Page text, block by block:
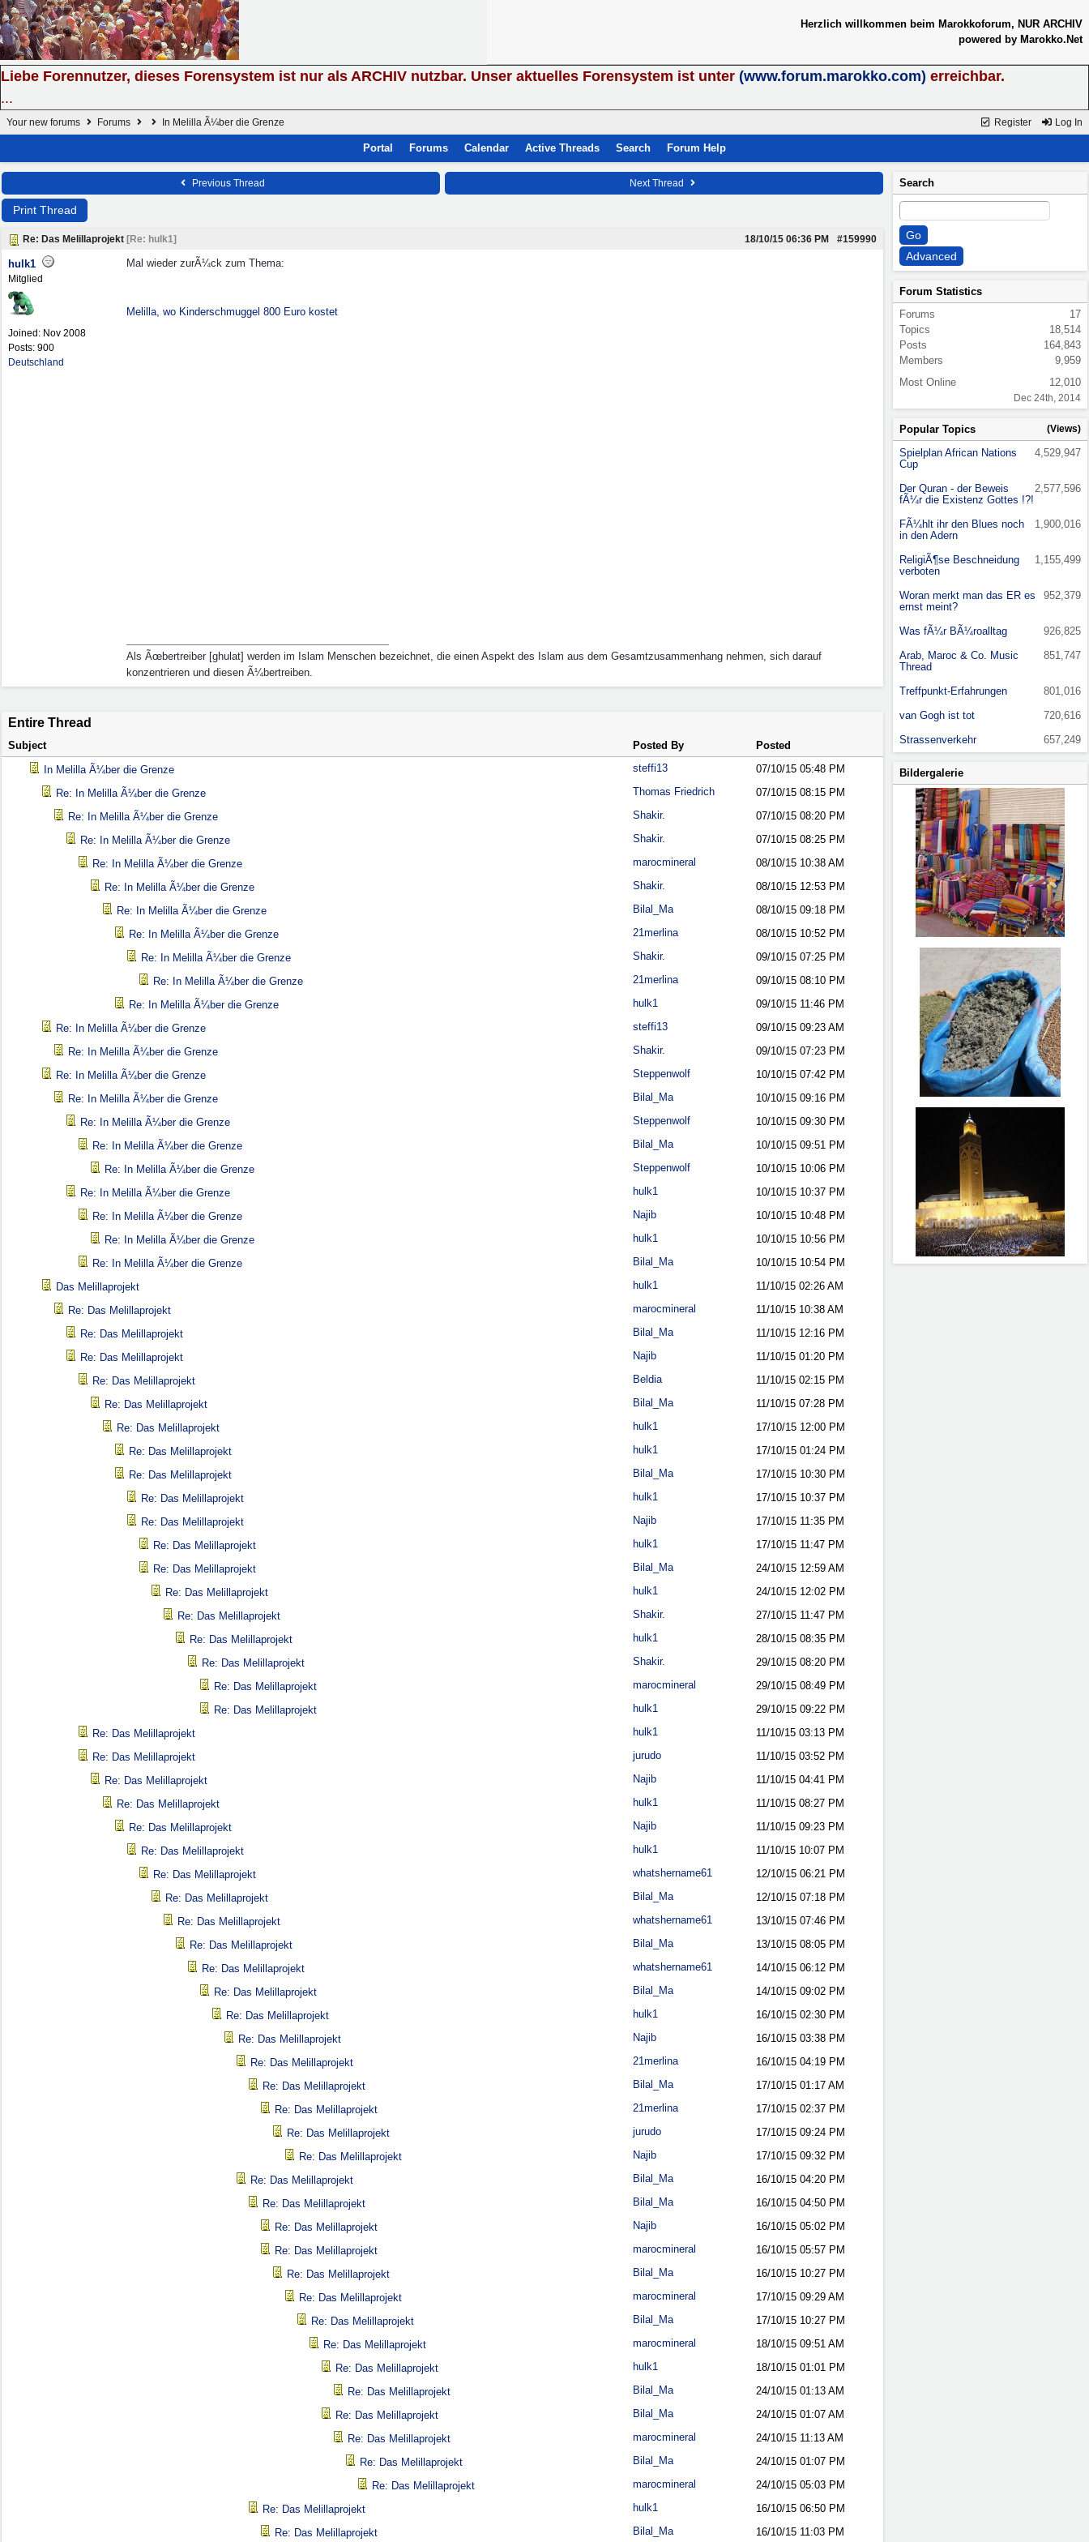
Herzlich willkommen beim Marokkoforum, NUR ARCHIV
powered by Marokko.Net
Liebe Forennutzer, dieses Forensystem ist nur als ARCHIV nutzbar. Unser aktuelles Forensystem ist unter (www.forum.marokko.com) erreichbar.
...
Register Log In
Your new forums Forums In Melilla Ã¼ber die Grenze
Portal Forums Calendar Active Threads Search Forum Help
Previous Thread Next Thread
Print Thread
Re: Das Melillaprojekt [Re: hulk1] #159990
18/10/15 06:36 PM
hulk1
Mitglied
Joined: Nov 2008
Posts: 900
Deutschland
Mal wieder zurÃ¼ck zum Thema:
Melilla, wo Kinderschmuggel 800 Euro kostet
Als Ãœbertreiber [ghulat] werden im Islam Menschen bezeichnet, die einen Aspekt des Islam aus dem Gesamtzusammenhang nehmen, sich darauf
konzentrieren und diesen Ã¼bertreiben.
Entire Thread
Subject Posted By
Posted
In Melilla Ã¼ber die Grenze
steffi13 07/10/15 05:48 PM
Re: In Melilla Ã¼ber die Grenze
Thomas Friedrich 07/10/15 08:15 PM
Re: In Melilla Ã¼ber die Grenze
Shakir. 07/10/15 08:20 PM
Re: In Melilla Ã¼ber die Grenze
Shakir. 07/10/15 08:25 PM
Re: In Melilla Ã¼ber die Grenze
marocmineral 08/10/15 10:38 AM
Re: In Melilla Ã¼ber die Grenze
Shakir. 08/10/15 12:53 PM
Re: In Melilla Ã¼ber die Grenze
Bilal_Ma 08/10/15 09:18 PM
Re: In Melilla Ã¼ber die Grenze
21merlina 08/10/15 10:52 PM
Re: In Melilla Ã¼ber die Grenze
Shakir. 09/10/15 07:25 PM
Re: In Melilla Ã¼ber die Grenze
21merlina 09/10/15 08:10 PM
Re: In Melilla Ã¼ber die Grenze
hulk1 09/10/15 11:46 PM
Re: In Melilla Ã¼ber die Grenze
steffi13 09/10/15 09:23 AM
Re: In Melilla Ã¼ber die Grenze
Shakir. 09/10/15 07:23 PM
Re: In Melilla Ã¼ber die Grenze
Steppenwolf 10/10/15 07:42 PM
Re: In Melilla Ã¼ber die Grenze
Bilal_Ma 10/10/15 09:16 PM
Re: In Melilla Ã¼ber die Grenze
Steppenwolf 10/10/15 09:30 PM
Re: In Melilla Ã¼ber die Grenze
Bilal_Ma 10/10/15 09:51 PM
Re: In Melilla Ã¼ber die Grenze
Steppenwolf 10/10/15 10:06 PM
Re: In Melilla Ã¼ber die Grenze
hulk1 10/10/15 10:37 PM
Re: In Melilla Ã¼ber die Grenze
Najib 10/10/15 10:48 PM
Re: In Melilla Ã¼ber die Grenze
hulk1 10/10/15 10:56 PM
Re: In Melilla Ã¼ber die Grenze
Bilal_Ma 10/10/15 10:54 PM
Das Melillaprojekt
hulk1 11/10/15 02:26 AM
Re: Das Melillaprojekt
marocmineral 11/10/15 10:38 AM
Re: Das Melillaprojekt
Bilal_Ma 11/10/15 12:16 PM
Re: Das Melillaprojekt
Najib 11/10/15 01:20 PM
Re: Das Melillaprojekt
Beldia 11/10/15 02:15 PM
Re: Das Melillaprojekt
Bilal_Ma 11/10/15 07:28 PM
Re: Das Melillaprojekt
hulk1 17/10/15 12:00 PM
Re: Das Melillaprojekt
hulk1 17/10/15 01:24 PM
Re: Das Melillaprojekt
Bilal_Ma 17/10/15 10:30 PM
Re: Das Melillaprojekt
hulk1 17/10/15 10:37 PM
Re: Das Melillaprojekt
Najib 17/10/15 11:35 PM
Re: Das Melillaprojekt
hulk1 17/10/15 11:47 PM
Re: Das Melillaprojekt
Bilal_Ma 24/10/15 12:59 AM
Re: Das Melillaprojekt
hulk1 24/10/15 12:02 PM
Re: Das Melillaprojekt
Shakir. 27/10/15 11:47 PM
Re: Das Melillaprojekt
hulk1 28/10/15 08:35 PM
Re: Das Melillaprojekt
Shakir. 29/10/15 08:20 PM
Re: Das Melillaprojekt
marocmineral 29/10/15 08:49 PM
Re: Das Melillaprojekt
hulk1 29/10/15 09:22 PM
Re: Das Melillaprojekt
hulk1 11/10/15 03:13 PM
Re: Das Melillaprojekt
jurudo 11/10/15 03:52 PM
Re: Das Melillaprojekt
Najib 11/10/15 04:41 PM
Re: Das Melillaprojekt
hulk1 11/10/15 08:27 PM
Re: Das Melillaprojekt
Najib 11/10/15 09:23 PM
Re: Das Melillaprojekt
hulk1 11/10/15 10:07 PM
Re: Das Melillaprojekt
whatshername61 12/10/15 06:21 PM
Re: Das Melillaprojekt
Bilal_Ma 12/10/15 07:18 PM
Re: Das Melillaprojekt
whatshername61 13/10/15 07:46 PM
Re: Das Melillaprojekt
Bilal_Ma 13/10/15 08:05 PM
Re: Das Melillaprojekt
whatshername61 14/10/15 06:12 PM
Re: Das Melillaprojekt
Bilal_Ma 14/10/15 09:02 PM
Re: Das Melillaprojekt
hulk1 16/10/15 02:30 PM
Re: Das Melillaprojekt
Najib 16/10/15 03:38 PM
Re: Das Melillaprojekt
21merlina 16/10/15 04:19 PM
Re: Das Melillaprojekt
Bilal_Ma 17/10/15 01:17 AM
Re: Das Melillaprojekt
21merlina 17/10/15 02:37 PM
Re: Das Melillaprojekt
jurudo 17/10/15 09:24 PM
Re: Das Melillaprojekt
Najib 17/10/15 09:32 PM
Re: Das Melillaprojekt
Bilal_Ma 16/10/15 04:20 PM
Re: Das Melillaprojekt
Bilal_Ma 16/10/15 04:50 PM
Re: Das Melillaprojekt
Najib 16/10/15 05:02 PM
Re: Das Melillaprojekt
marocmineral 16/10/15 05:57 PM
Re: Das Melillaprojekt
Bilal_Ma 16/10/15 10:27 PM
Re: Das Melillaprojekt
marocmineral 17/10/15 09:29 AM
Re: Das Melillaprojekt
Bilal_Ma 17/10/15 10:27 PM
Re: Das Melillaprojekt
marocmineral 18/10/15 09:51 AM
Re: Das Melillaprojekt
hulk1 18/10/15 01:01 PM
Re: Das Melillaprojekt
Bilal_Ma 24/10/15 01:13 AM
Re: Das Melillaprojekt
Bilal_Ma 24/10/15 01:07 AM
Re: Das Melillaprojekt
marocmineral 24/10/15 11:13 AM
Re: Das Melillaprojekt
Bilal_Ma 24/10/15 01:07 PM
Re: Das Melillaprojekt
marocmineral 24/10/15 05:03 PM
Re: Das Melillaprojekt
hulk1 16/10/15 06:50 PM
Re: Das Melillaprojekt
Bilal_Ma 16/10/15 11:03 PM
Search
Forum Statistics
Forums
17
Topics
18,514
Posts
164,843
Members
9,959
Most Online
12,010
Dec 24th, 2014
Popular Topics (Views)
4,529,947
Spielplan African Nations
Cup
2,577,596
Der Quran - der Beweis
fÃ¼r die Existenz Gottes !?!
1,900,016
FÃ¼hlt ihr den Blues noch
in den Adern
1,155,499
ReligiÃ¶se Beschneidung
verboten
952,379
Woran merkt man das ER es
ernst meint?
926,825
Was fÃ¼r BÃ¼roalltag
851,747
Arab, Maroc & Co. Music
Thread
801,016
Treffpunkt-Erfahrungen
720,616
van Gogh ist tot
657,249
Strassenverkehr
Bildergalerie